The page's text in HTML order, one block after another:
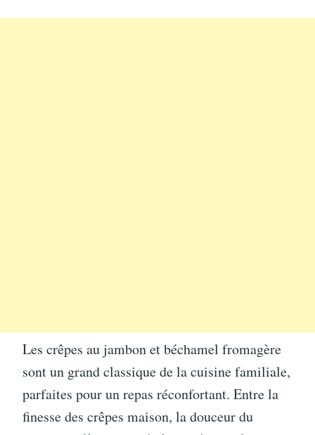
Les crêpes au jambon et béchamel fromagère
sont un grand classique de la cuisine familiale,
parfaites pour un repas réconfortant. Entre la
finesse des crêpes maison, la douceur du